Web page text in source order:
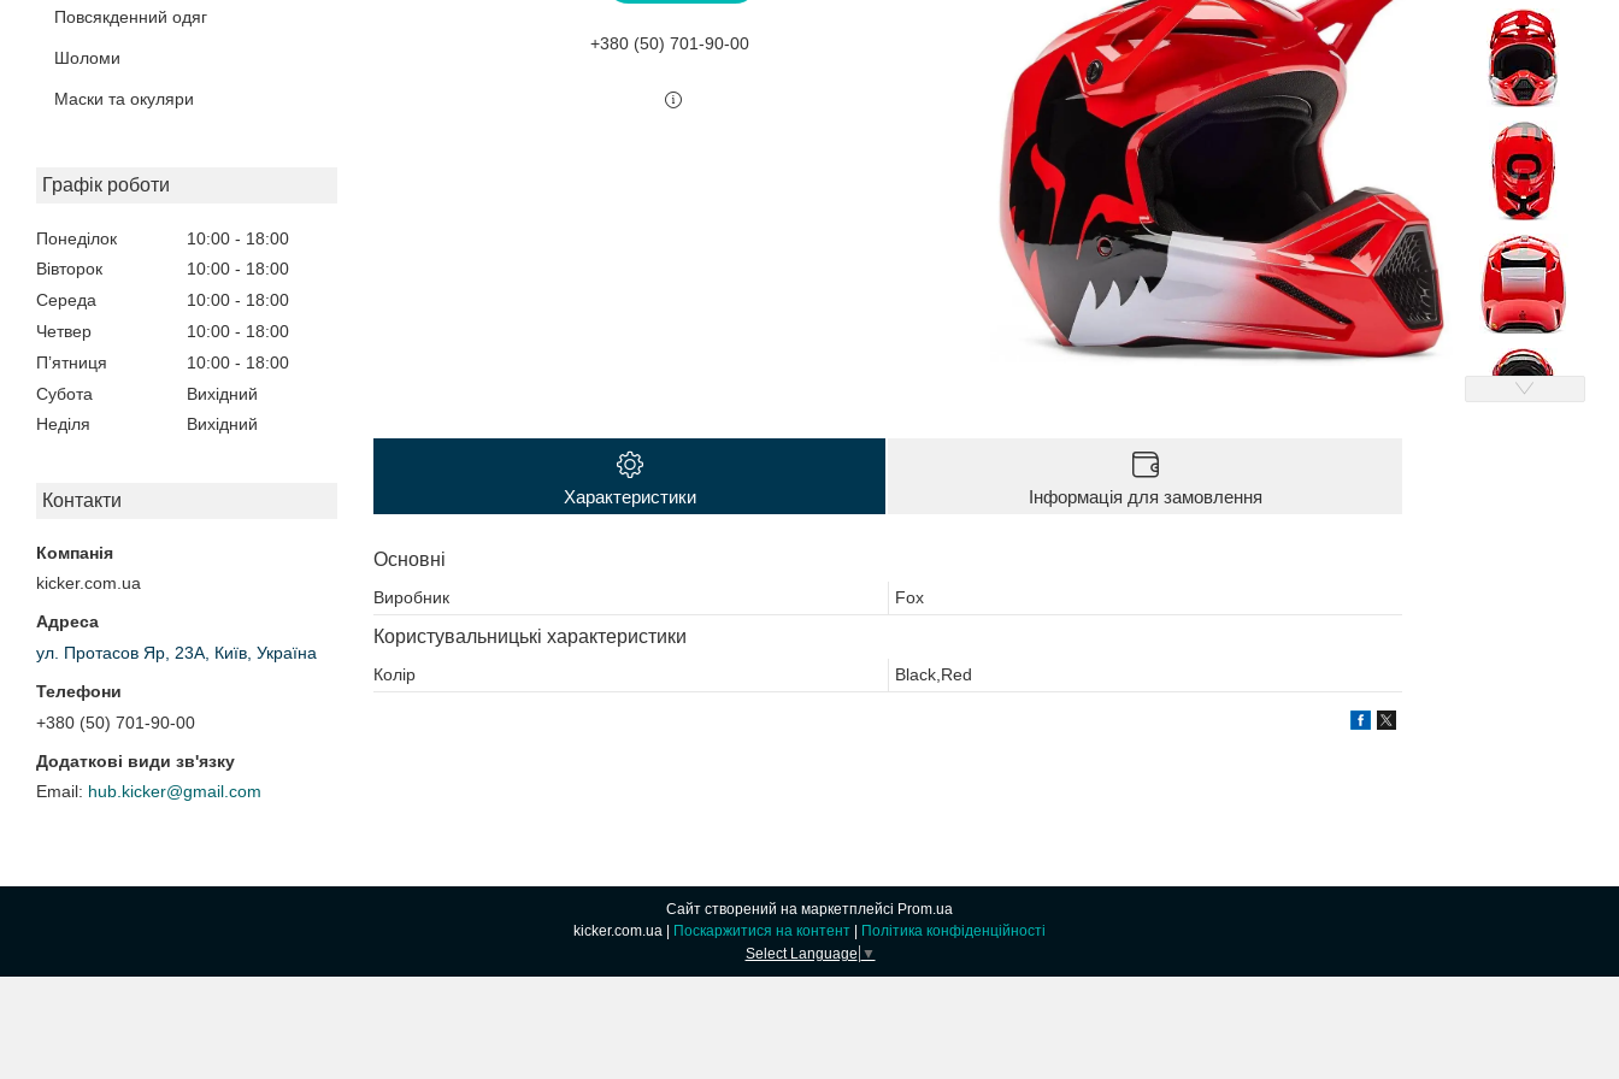
Повсякденний одяг
Шоломи
Маски та окуляри
Графік роботи
Понеділок 10:00
18:00
Вівторок
10:00
18:00
Середа
10:00
18:00
Четвер
10:00
18:00
Пʼятниця
10:00
18:00
Субота
Вихідний
Неділя
Вихідний
Контакти
kicker.com.ua
ул. Протасов Яр, 23А, Київ, Україна
+380 (50) 701-90-00
hub.kicker@gmail.com
+380 (50) 701-90-00
Характеристики Інформація для замовлення
Основні
Виробник Fox
Користувальницькі характеристики
Колір Black,Red
Сайт створений на маркетплейсі Prom.ua
Поскаржитися на контент
Політика конфіденційності
Select Language ▼